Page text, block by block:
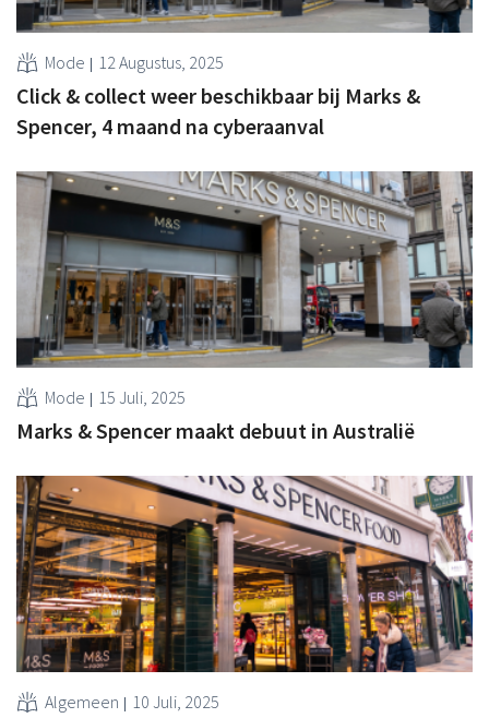
Mode 12 Augustus, 2025
Click & collect weer beschikbaar bij Marks &
Spencer, 4 maand na cyberaanval
Mode 15 Juli, 2025
Marks & Spencer maakt debuut in Australië
Algemeen 10 Juli, 2025